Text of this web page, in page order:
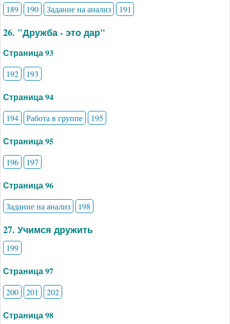
189 190 Задание на анализ 191
26. "Дружба - это дар"
Страница 93
192 193
Страница 94
194 Работа в группе 195
Страница 95
196 197
Страница 96
Задание на анализ 198
27. Учимся дружить
199
Страница 97
200 201 202
Страница 98